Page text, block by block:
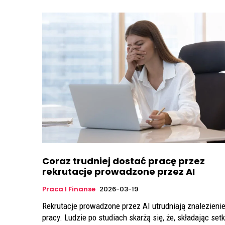
Coraz trudniej dostać pracę przez
rekrutacje prowadzone przez AI
Praca I Finanse 2026-03-19
Rekrutacje prowadzone przez AI utrudniają znalezienie
pracy. Ludzie po studiach skarżą się, że, składając